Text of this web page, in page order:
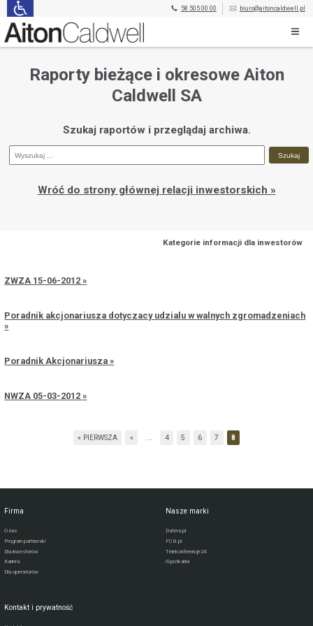
58 505 00 00 biuro@aitoncaldwell.pl
Raporty bieżące i okresowe Aiton
Caldwell SA
Szukaj raportów i przeglądaj archiwa.
Wróć do strony głównej relacji inwestorskich »
Kategorie informacji dla inwestorów
ZWZA 15-06-2012
Poradnik akcjonariusza dotyczacy udzialu w walnych zgromadzeniach
Poradnik Akcjonariusza
NWZA 05-03-2012
« PIERWSZA « ... 4 5 6 7 8
Firma
O nas
Program partnerski
Dla inwestorów
Kariera
Dla operatorów
Nasze marki
Datera.pl
FCN.pl
Telekonferencje24
iSpotkania
Kontakt i prywatność